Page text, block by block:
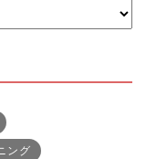
ング